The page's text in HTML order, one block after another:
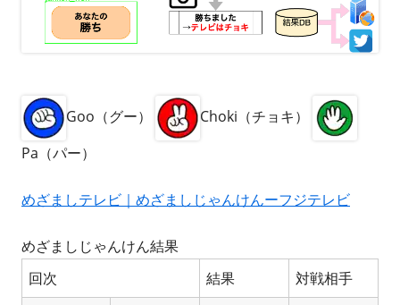
Goo（グー）
Choki（チョキ）
Pa（パー）
めざましテレビ｜めざましじゃんけんーフジテレビ
めざましじゃんけん結果
回次
結果 対戦相手